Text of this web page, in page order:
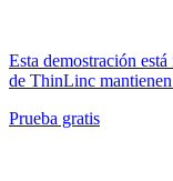
Esta demostración
de ThinLinc
Prueba gratis